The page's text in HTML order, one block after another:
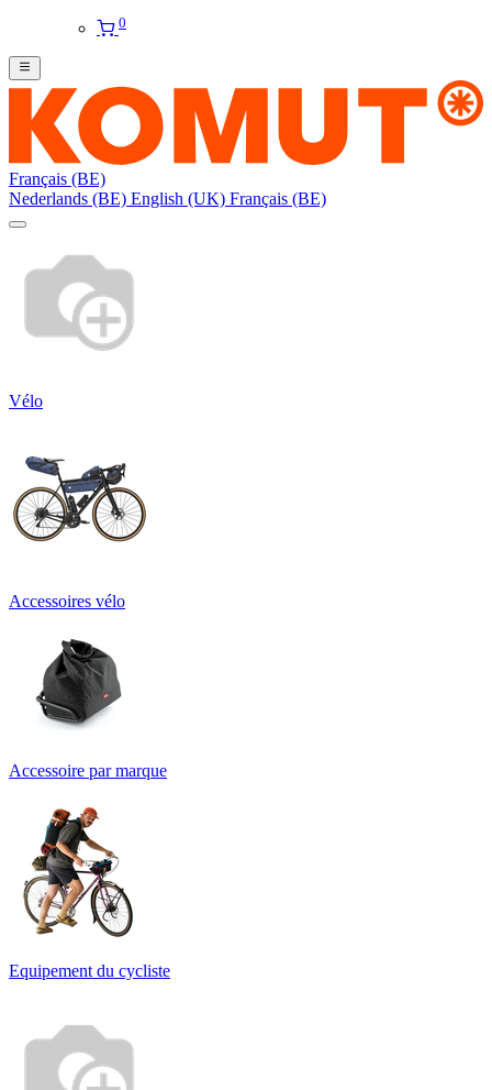
0
Français (BE)
Nederlands (BE) English (UK) Français (BE)
Vélo
Accessoires vélo
Accessoire par marque
Equipement du cycliste